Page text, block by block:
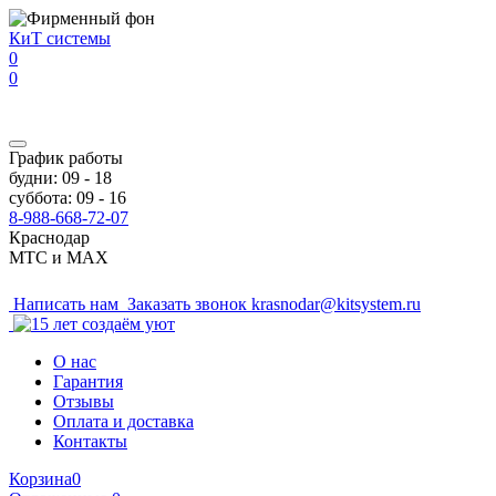
Перейти к основному содержанию
КиТ системы
0
0
График работы
будни: 09 - 18
суббота: 09 - 16
8-988-668-72-07
Краснодар
МТС и MAX
Написать нам Заказать звонок krasnodar@kitsystem.ru
О нас
Гарантия
Отзывы
Оплата и доставка
Контакты
Корзина0